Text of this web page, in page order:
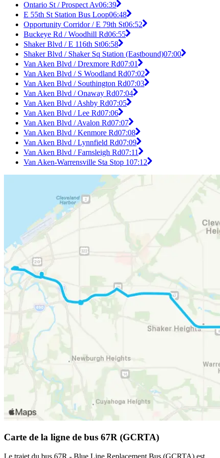
Ontario St / Prospect Av06:39
E 55th St Station Bus Loop06:48
Opportunity Corridor / E 79th St06:52
Buckeye Rd / Woodhill Rd06:55
Shaker Blvd / E 116th St06:58
Shaker Blvd / Shaker Sq Station (Eastbound)07:00
Van Aken Blvd / Drexmore Rd07:01
Van Aken Blvd / S Woodland Rd07:02
Van Aken Blvd / Southington Rd07:03
Van Aken Blvd / Onaway Rd07:04
Van Aken Blvd / Ashby Rd07:05
Van Aken Blvd / Lee Rd07:06
Van Aken Blvd / Avalon Rd07:07
Van Aken Blvd / Kenmore Rd07:08
Van Aken Blvd / Lynnfield Rd07:09
Van Aken Blvd / Farnsleigh Rd07:11
Van Aken-Warrensville Sta Stop 107:12
Carte de la ligne de bus 67R (GCRTA)
Le trajet du bus 67R - Blue Line Replacement Bus (GCRTA) est